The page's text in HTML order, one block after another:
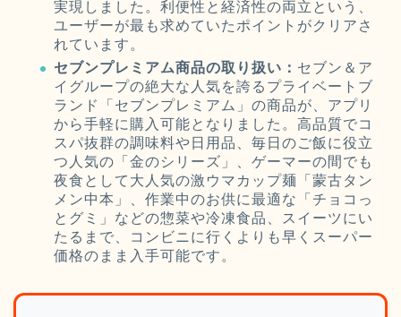
実現しました。利便性と経済性の両立という、
ユーザーが最も求めていたポイントがクリアさ
れています。
セブンプレミアム商品の取り扱い： セブン＆ア
イグループの絶大な人気を誇るプライベートブ
ランド「セブンプレミアム」の商品が、アプリ
から手軽に購入可能となりました。高品質でコ
スパ抜群の調味料や日用品、毎日のご飯に役立
つ人気の「金のシリーズ」、ゲーマーの間でも
夜食として大人気の激ウマカップ麺「蒙古タン
メン中本」、作業中のお供に最適な「チョコっ
とグミ」などの惣菜や冷凍食品、スイーツにい
たるまで、コンビニに行くよりも早くスーパー
価格のまま入手可能です。